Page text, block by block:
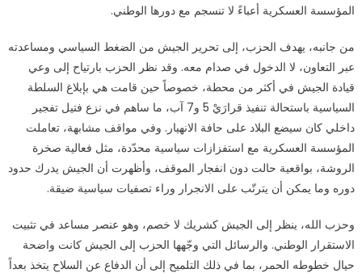
المؤسسة العسكرية أعباءً لا تنسجم مع دورها الوطني.
من جانبه، يهدف الحزب، إلى تحرير الجيش من الضغط السياسي ومساعدته
عبر التعاون، لا الدخول في صدام معه. وقد نظر الحزب بارتياح إلى وعي
قيادة الجيش في أكثر من محطة، خصوصاً حين قامت هي بإبلاغ السلطة
السياسية باستحالة تنفيذ قرارَيْ 5 و7 آب، ما ساهم في نزع فتيل تفجير
داخلي كان سيضع البلاد على حافة الانهيار. وفي مواقف مشابهة، تعاملت
المؤسسة العسكرية مع استفزازات سياسية محدّدة، مثل فعالية صخرة
الروشة، بواقعية حالت دون انفجار الموقف، وأظهرت أن الجيش يدرك حدود
دوره وما يمكن أن يترتّب على الانجرار وراء تصفيات سياسية ضيقة.
وحزب الله، ينظر إلى الجيش كشريك لا خصم، وهو عنصر مساعد في تثبيت
الاستقرار الوطني. والرسائل التي وجّهها الحزب إلى الجيش كانت واضحة
حيال خطوطه الحمر، بما في ذلك التلميح إلى أن الدفاع عن السلاح يتخذ بعداً